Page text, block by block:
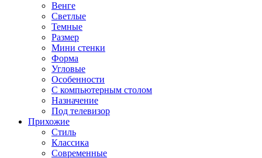
Венге
Светлые
Темные
Размер
Мини стенки
Форма
Угловые
Особенности
С компьютерным столом
Назначение
Под телевизор
Прихожие
Стиль
Классика
Современные